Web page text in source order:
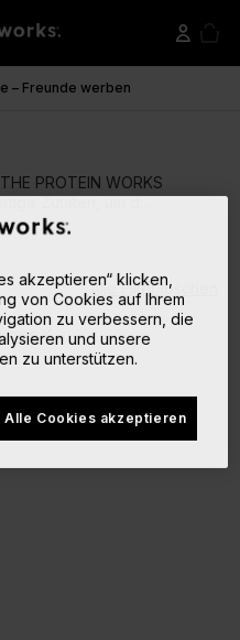
– Freunde werben
PROTEIN WORKS
Zutaten, um d...
Alle Filter löschen
close
akzeptieren“ klicken,
von Cookies auf Ihrem
zu verbessern, die
und unsere
zu unterstützen.
Alle Cookies akzeptieren